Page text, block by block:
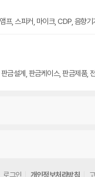
프, 스피커, 마이크, CDP, 음향기
금설계, 판금케이스, 판금제품,
로그인 개인정보처리방침